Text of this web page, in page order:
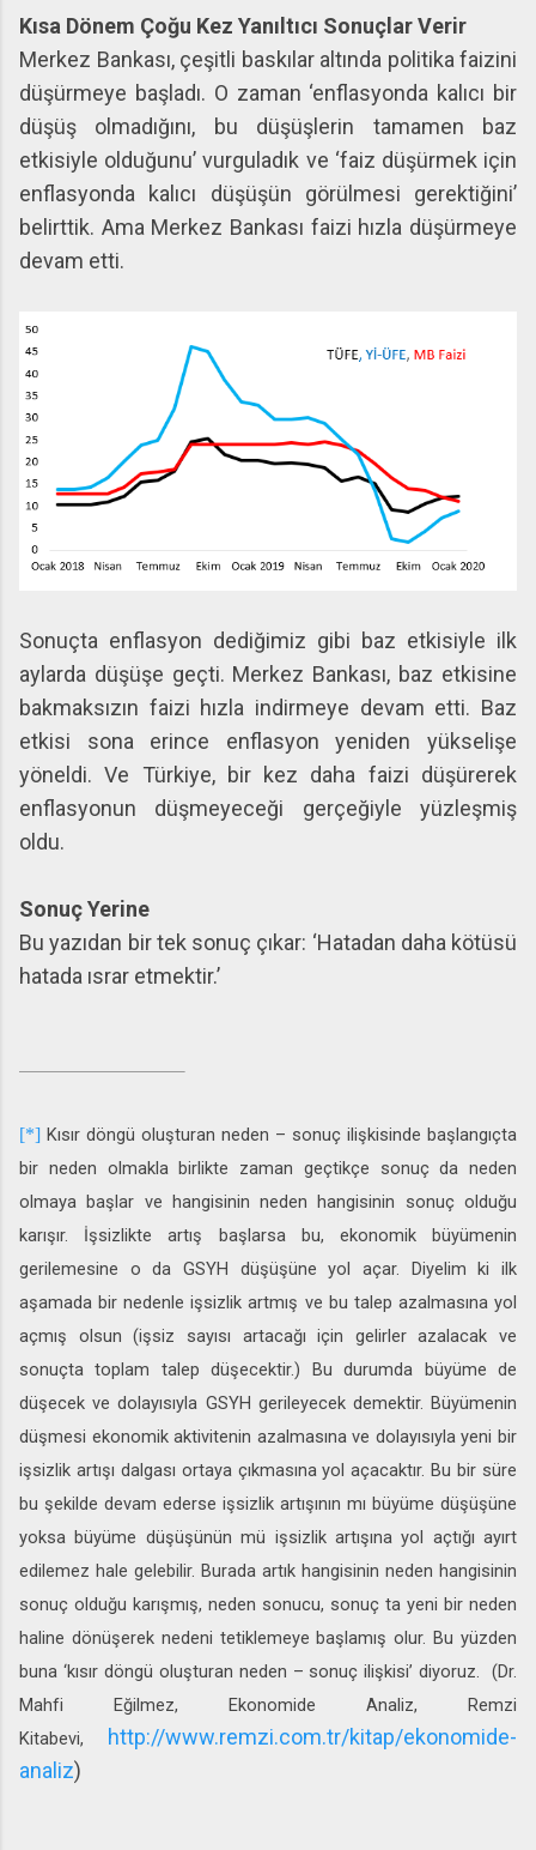
Kısa Dönem Çoğu Kez Yanıltıcı Sonuçlar Verir
Merkez Bankası, çeşitli baskılar altında politika faizini
düşürmeye başladı. O zaman ‘enflasyonda kalıcı bir
düşüş olmadığını, bu düşüşlerin tamamen baz
etkisiyle olduğunu’ vurguladık ve ‘faiz düşürmek için
enflasyonda kalıcı düşüşün görülmesi gerektiğini’
belirttik. Ama Merkez Bankası faizi hızla düşürmeye
devam etti.
Sonuçta enflasyon dediğimiz gibi baz etkisiyle ilk
aylarda düşüşe geçti. Merkez Bankası, baz etkisine
bakmaksızın faizi hızla indirmeye devam etti. Baz
etkisi sona erince enflasyon yeniden yükselişe
yöneldi. Ve Türkiye, bir kez daha faizi düşürerek
enflasyonun düşmeyeceği gerçeğiyle yüzleşmiş
oldu.
Sonuç Yerine
Bu yazıdan bir tek sonuç çıkar: ‘Hatadan daha kötüsü
hatada ısrar etmektir.’
[*] Kısır döngü oluşturan neden – sonuç ilişkisinde başlangıçta
bir neden olmakla birlikte zaman geçtikçe sonuç da neden
olmaya başlar ve hangisinin neden hangisinin sonuç olduğu
karışır. İşsizlikte artış başlarsa bu, ekonomik büyümenin
gerilemesine o da GSYH düşüşüne yol açar. Diyelim ki ilk
aşamada bir nedenle işsizlik artmış ve bu talep azalmasına yol
açmış olsun (işsiz sayısı artacağı için gelirler azalacak ve
sonuçta toplam talep düşecektir.) Bu durumda büyüme de
düşecek ve dolayısıyla GSYH gerileyecek demektir. Büyümenin
düşmesi ekonomik aktivitenin azalmasına ve dolayısıyla yeni bir
işsizlik artışı dalgası ortaya çıkmasına yol açacaktır. Bu bir süre
bu şekilde devam ederse işsizlik artışının mı büyüme düşüşüne
yoksa büyüme düşüşünün mü işsizlik artışına yol açtığı ayırt
edilemez hale gelebilir. Burada artık hangisinin neden hangisinin
sonuç olduğu karışmış, neden sonucu, sonuç ta yeni bir neden
haline dönüşerek nedeni tetiklemeye başlamış olur. Bu yüzden
buna ‘kısır döngü oluşturan neden – sonuç ilişkisi’ diyoruz. (Dr.
Mahfi Eğilmez, Ekonomide Analiz, Remzi
Kitabevi,
http://www.remzi.com.tr/kitap/ekonomide-
analiz)